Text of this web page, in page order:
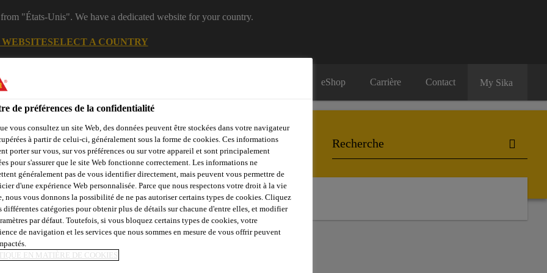
"États-Unis". We have a dedicated website for your country.
SELECT A COUNTRY
eShop Carrière Contact My Sika
renouvelable
de l'Énergie renouvelable
de préférences de la confidentialité
vous consultez un site Web, des données peuvent être stockées dans votre navigateur
à partir de celui-ci, généralement sous la forme de cookies. Ces informations
porter sur vous, sur vos préférences ou sur votre appareil et sont principalement
pour s'assurer que le site Web fonctionne correctement. Les informations ne
généralement pas de vous identifier directement, mais peuvent vous permettre de
d'une expérience Web personnalisée. Parce que nous respectons votre droit à la vie
nous vous donnons la possibilité de ne pas autoriser certains types de cookies. Cliquez
différentes catégories pour obtenir plus de détails sur chacune d'entre elles, et modifier
par défaut. Toutefois, si vous bloquez certains types de cookies, votre
de navigation et les services que nous sommes en mesure de vous offrir peuvent
EN MATIÈRE DE COOKIES